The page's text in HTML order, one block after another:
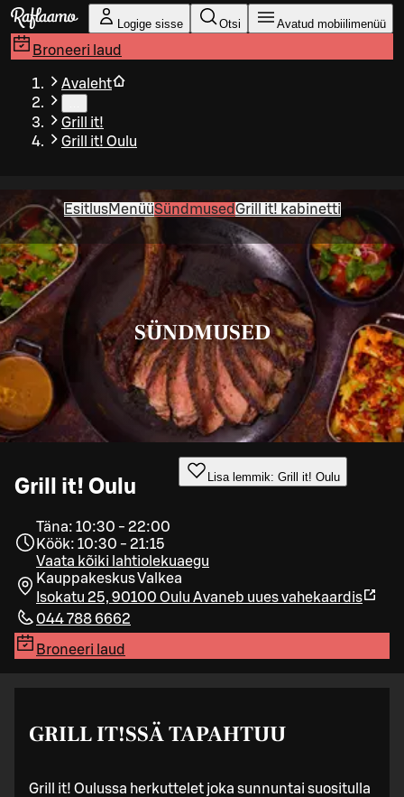
Liigu peamise sisu juurde
Logige sisse Otsi Avatud mobiilimenüü
Broneeri laud
Avaleht
Grill it!
Grill it! Oulu
EsitlusMenüüSündmusedGrill it! kabinetti
SÜNDMUSED
Grill it! Oulu Lisa lemmik: Grill it! Oulu
Täna: 10:30 - 22:00
Köök: 10:30 - 21:15
Vaata kõiki lahtiolekuaegu
Kauppakeskus Valkea
Isokatu 25, 90100 Oulu Avaneb uues vahekaardis
044 788 6662
Broneeri laud
GRILL IT!SSÄ TAPAHTUU
Grill it! Oulussa herkuttelet joka sunnuntai suositulla